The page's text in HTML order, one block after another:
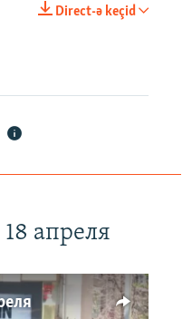
Direct-ə keçid
апреля